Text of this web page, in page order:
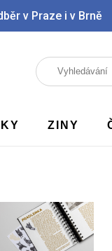
v Praze i v Brně
ZINY